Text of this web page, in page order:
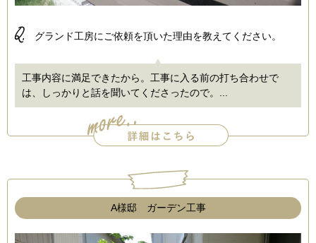
Q. グランド工房にご依頼を頂いた理由を教えてください。
工事内容に満足できたから。工事に入る前の打ち合わせで
は、しっかりと話を聞いてくださったので。...
A様邸 ガーデン工事